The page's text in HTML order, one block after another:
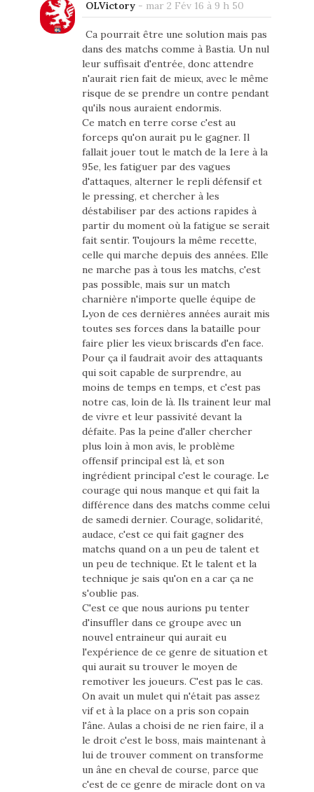
OLVictory- mar 2 Fév 16 à 9 h 50
Ca pourrait être une solution mais pas
dans des matchs comme à Bastia. Un nul
leur suffisait d'entrée, donc attendre
n'aurait rien fait de mieux, avec le même
risque de se prendre un contre pendant
qu'ils nous auraient endormis.
Ce match en terre corse c'est au
forceps qu'on aurait pu le gagner. Il
fallait jouer tout le match de la 1ere à la
95e, les fatiguer par des vagues
d'attaques, alterner le repli défensif et
le pressing, et chercher à les
déstabiliser par des actions rapides à
partir du moment où la fatigue se serait
fait sentir. Toujours la même recette,
celle qui marche depuis des années. Elle
ne marche pas à tous les matchs, c'est
pas possible, mais sur un match
charnière n'importe quelle équipe de
Lyon de ces dernières années aurait mis
toutes ses forces dans la bataille pour
faire plier les vieux briscards d'en face.
Pour ça il faudrait avoir des attaquants
qui soit capable de surprendre, au
moins de temps en temps, et c'est pas
notre cas, loin de là. Ils trainent leur mal
de vivre et leur passivité devant la
défaite. Pas la peine d'aller chercher
plus loin à mon avis, le problème
offensif principal est là, et son
ingrédient principal c'est le courage. Le
courage qui nous manque et qui fait la
différence dans des matchs comme celui
de samedi dernier. Courage, solidarité,
audace, c'est ce qui fait gagner des
matchs quand on a un peu de talent et
un peu de technique. Et le talent et la
technique je sais qu'on en a car ça ne
s'oublie pas.
C'est ce que nous aurions pu tenter
d'insuffler dans ce groupe avec un
nouvel entraineur qui aurait eu
l'expérience de ce genre de situation et
qui aurait su trouver le moyen de
remotiver les joueurs. C'est pas le cas.
On avait un mulet qui n'était pas assez
vif et à la place on a pris son copain
l'âne. Aulas a choisi de ne rien faire, il a
le droit c'est le boss, mais maintenant à
lui de trouver comment on transforme
un âne en cheval de course, parce que
c'est de ce genre de miracle dont on va